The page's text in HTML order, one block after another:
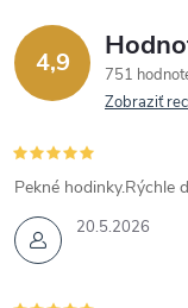
4,9
751
Zobraziť
20.5.2026
Pekné hodinky.Rýchle